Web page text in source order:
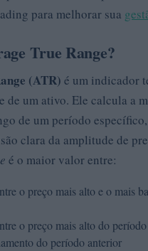
para melhorar sua
True Range?
(ATR) é um indicador
de um ativo. Ele calcula a
de um período específico,
clara da amplitude de
é o maior valor entre:
o preço mais alto e o mais
o preço mais alto do
do período anterior